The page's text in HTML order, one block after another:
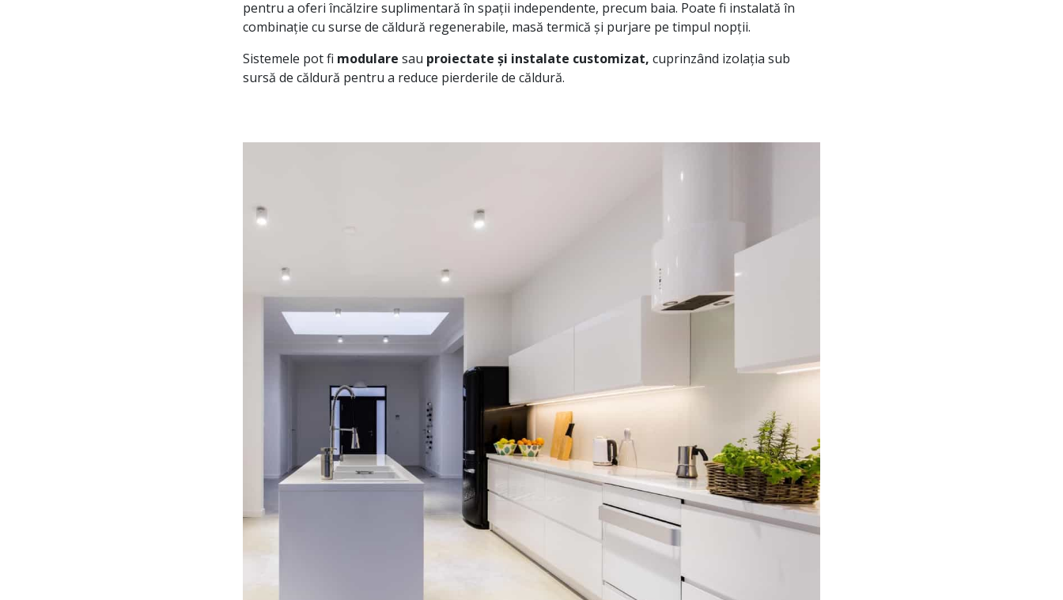
pentru a oferi încălzire suplimentară în spații independente, precum baia. Poate fi instalată în
combinație cu surse de căldură regenerabile, masă termică și purjare pe timpul nopții.
Sistemele pot fi modulare sau proiectate și instalate customizat, cuprinzând izolația sub
sursă de căldură pentru a reduce pierderile de căldură.